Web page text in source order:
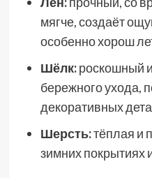
мягче, создаёт
особенно хорош
Шёлк:роскошный
бережного ухода,
декоративных
Шерсть:тёплая и
зимних покрытиях